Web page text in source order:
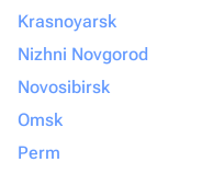
Krasnoyarsk
Nizhni Novgorod
Novosibirsk
Omsk
Perm